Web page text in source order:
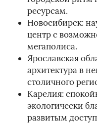
ресурсам.
Новосибирск:
центр с
мегаполиса.
Ярославская
архитектура в
столичного
Карелия:
экологически
развитым